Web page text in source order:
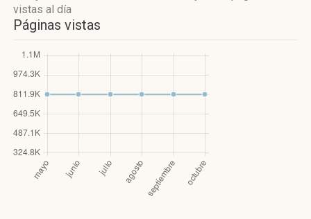
vistas al día
Páginas vistas